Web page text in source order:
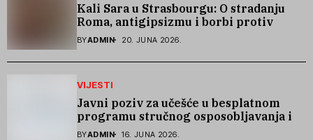
Kali Sara u Strasbourgu: O stradanju
Roma, antigipsizmu i borbi protiv
govora mržnje
BYADMIN 20. JUNA 2026.
VIJESTI
Javni poziv za učešće u besplatnom
programu stručnog osposobljavanja i
podrške pri zapošljavanju
BYADMIN 16. JUNA 2026.